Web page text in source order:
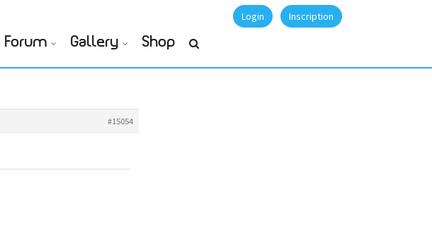
Login Inscription
Forum Gallery Shop
#15054